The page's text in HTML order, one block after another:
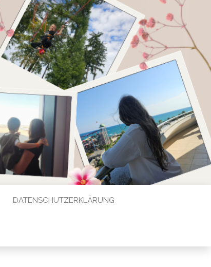
DATENSCHUTZERKLÄRUNG